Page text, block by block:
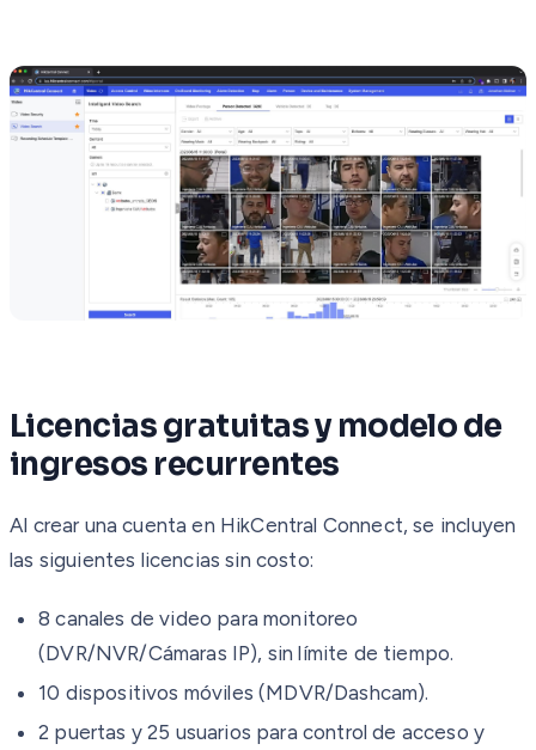
Licencias gratuitas y modelo de
ingresos recurrentes
Al crear una cuenta en HikCentral Connect, se incluyen
las siguientes licencias sin costo:
8 canales de video para monitoreo
(DVR/NVR/Cámaras IP), sin límite de tiempo.
10 dispositivos móviles (MDVR/Dashcam).
2 puertas y 25 usuarios para control de acceso y